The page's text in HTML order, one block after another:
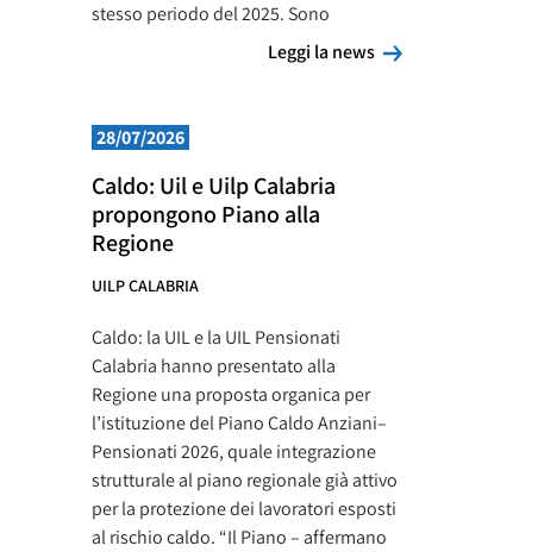
stesso periodo del 2025. Sono
Leggi la news
Leggi la news
28/07/2026
Caldo: Uil e Uilp Calabria
propongono Piano alla
Regione
UILP CALABRIA
Caldo: la UIL e la UIL Pensionati
Calabria hanno presentato alla
Regione una proposta organica per
l’istituzione del Piano Caldo Anziani–
Pensionati 2026, quale integrazione
strutturale al piano regionale già attivo
per la protezione dei lavoratori esposti
al rischio caldo. “Il Piano – affermano